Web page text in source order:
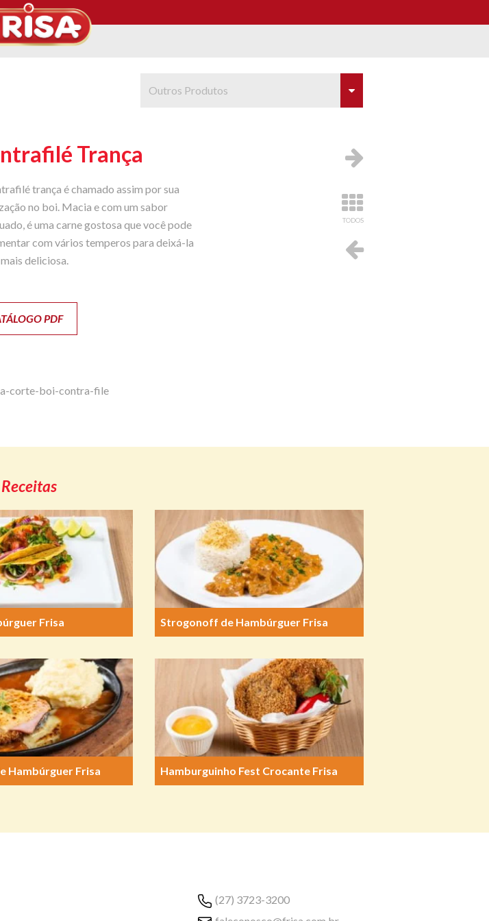
Outros Produtos
Trança
trança é chamado assim por sua
no boi. Macia e com um sabor
é uma carne gostosa que você pode
com vários temperos para deixá-la
deliciosa.
PDF
TODOS
Receitas
Frisa Strogonoff de Hambúrguer Frisa
Hambúrguer Frisa Hamburguinho Fest Crocante Frisa
(27) 3723-3200